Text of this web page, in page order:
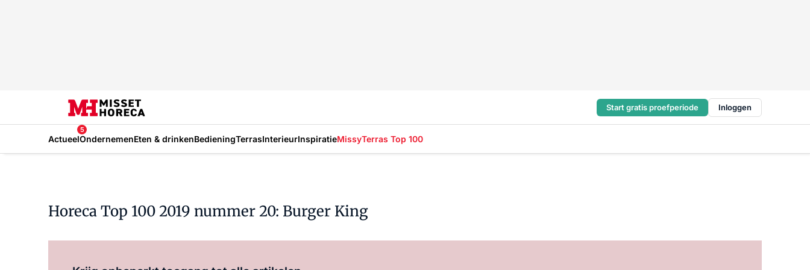
Start gratis proefperiode Inloggen
Actueel
5
OndernemenEten & drinkenBedieningTerrasInterieurInspiratieMissyTerras Top 100
Horeca Top 100 2019 nummer 20: Burger King